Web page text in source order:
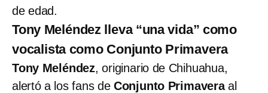
de edad.
Tony Meléndez lleva “una vida” como
vocalista como Conjunto Primavera
Tony Meléndez, originario de Chihuahua,
alertó a los fans de Conjunto Primaveraal